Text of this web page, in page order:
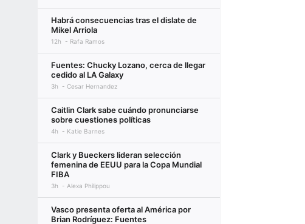
Habrá consecuencias tras el dislate de
Mikel Arriola
12h Rafa Ramos
Fuentes: Chucky Lozano, cerca de llegar
cedido al LA Galaxy
3h Cesar Hernandez
Caitlin Clark sabe cuándo pronunciarse
sobre cuestiones políticas
4h Katie Barnes
Clark y Bueckers lideran selección
femenina de EEUU para la Copa Mundial
FIBA
3h Alexa Philippou
Vasco presenta oferta al América por
Brian Rodríguez: Fuentes